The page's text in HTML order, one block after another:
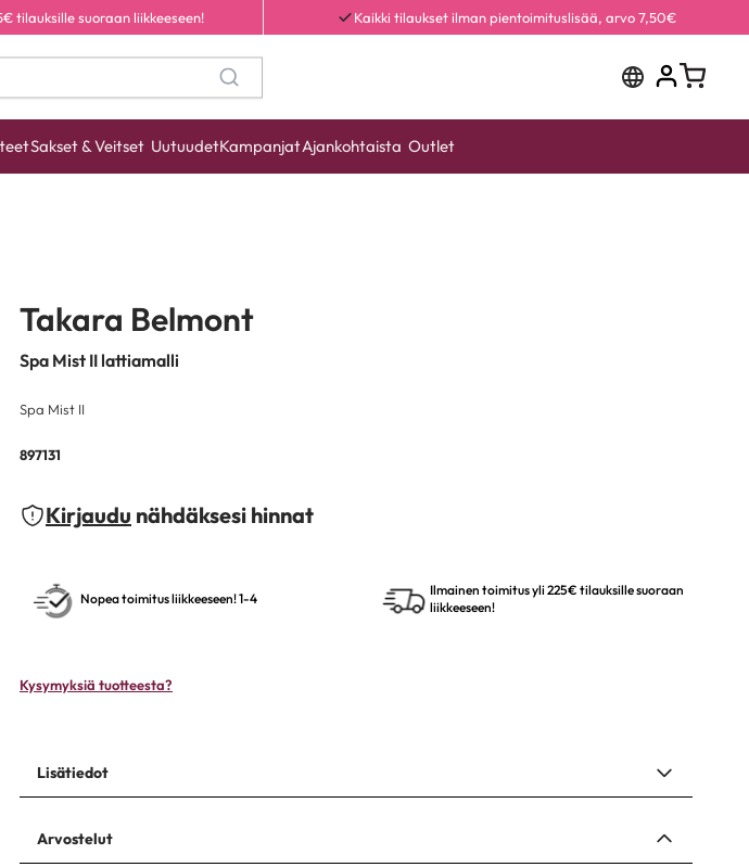
tilauksille suoraan liikkeeseen! Kaikki tilaukset ilman pientoimituslisää, arvo 7,50€
Sakset & Veitset UutuudetKampanjatAjankohtaista Outlet
Takara Belmont
Spa Mist II lattiamalli
Spa Mist II
897131
Kirjaudu nähdäksesi hinnat
Nopea toimitus liikkeeseen! 1-4
Ilmainen toimitus yli 225€ tilauksille suoraan
liikkeeseen!
Kysymyksiä tuotteesta?
Lisätiedot
Arvostelut